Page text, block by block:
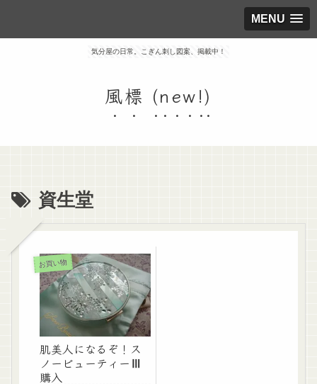
MENU
気分屋の日常。こぎん刺し図案、掲載中！
風標 (new!)
資生堂
お買い物
肌美人になるぞ！ス
ノービューティーⅢ
購入